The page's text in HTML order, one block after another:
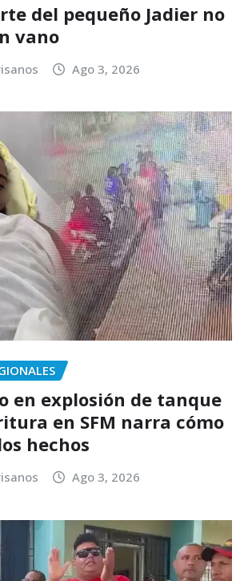
del pequeño Jadier no
vano
Ago 3, 2026
en explosión de tanque
en SFM narra cómo
hechos
Ago 3, 2026